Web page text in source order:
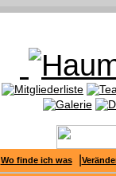
Wo finde ich was